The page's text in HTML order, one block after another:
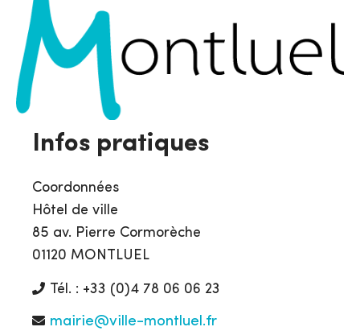
Infos pratiques
Coordonnées
Hôtel de ville
85 av. Pierre Cormorèche
01120 MONTLUEL
Tél. : +33 (0)4 78 06 06 23
mairie@ville-montluel.fr